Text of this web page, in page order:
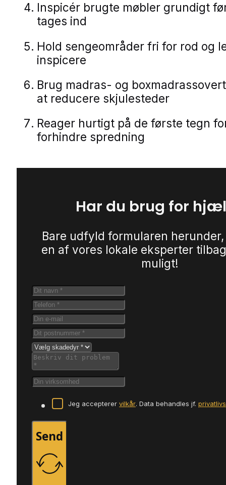
Inspicér brugte møbler grundigt
tages ind
Hold sengeområder fri for rod og
inspicere
Brug madras- og
at reducere skjulesteder
Reager hurtigt på de første tegn
forhindre spredning
Har du brug for
Bare udfyld formularen
en af vores lokale eksperter
muligt!
Jeg accepterer vilkår. Data behandles jf.
Send